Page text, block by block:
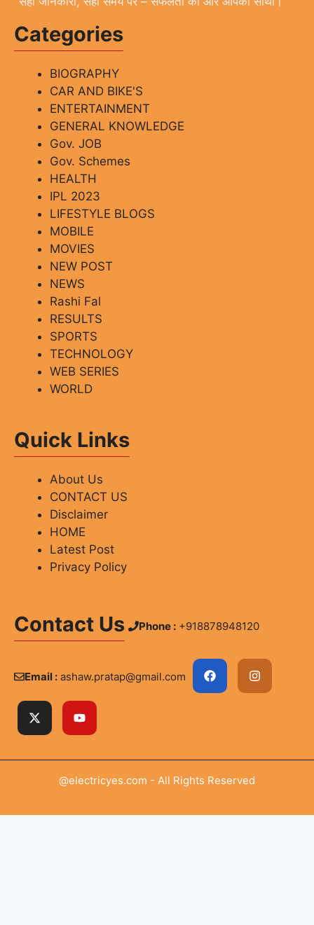
Categories
BIOGRAPHY
CAR AND BIKE'S
ENTERTAINMENT
GENERAL KNOWLEDGE
Gov. JOB
Gov. Schemes
HEALTH
IPL 2023
LIFESTYLE BLOGS
MOBILE
MOVIES
NEW POST
NEWS
Rashi Fal
RESULTS
SPORTS
TECHNOLOGY
WEB SERIES
WORLD
Quick Links
About Us
CONTACT US
Disclaimer
HOME
Latest Post
Privacy Policy
Contact Us Phone : +918878948120
Email : ashaw.pratap@gmail.com
@electricyes.com - All Rights Reserved